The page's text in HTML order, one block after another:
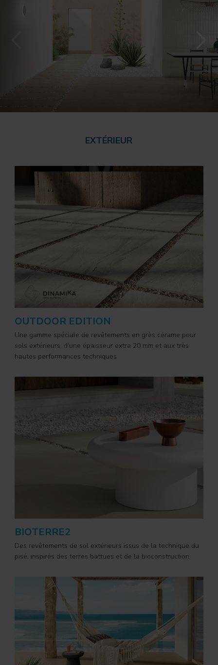
EXTÉRIEUR
OUTDOOR EDITION
Une gamme spéciale de revêtements en grès cérame pour
sols extérieurs, d'une épaisseur extra 20 mm et aux très
hautes performances techniques
BIOTERRE2
Des revêtements de sol extérieurs issus de la technique du
pisé, inspirés des terres battues et de la bioconstruction